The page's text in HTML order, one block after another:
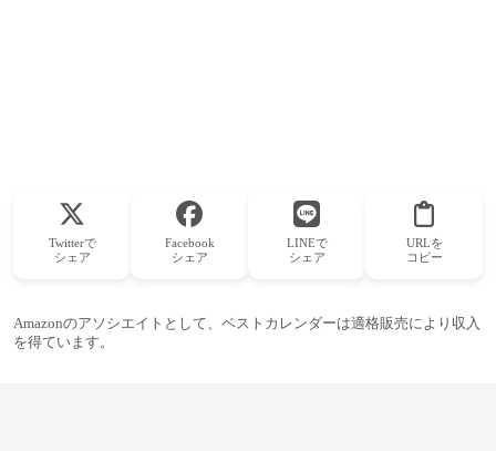
Twitterで
シェア
Facebook
シェア
LINEで
シェア
URLを
コピー
Amazonのアソシエイトとして、ベストカレンダーは適格販売により収入
を得ています。